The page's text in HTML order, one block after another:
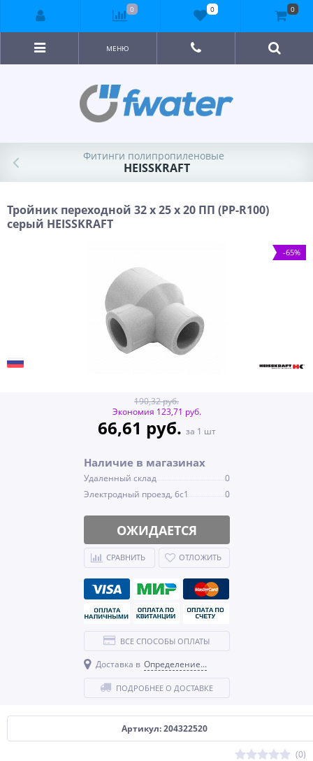
МЕНЮ
Фитинги полипропиленовые
HEISSKRAFT
Тройник переходной 32 х 25 х 20 ПП (PP-R100)
серый HEISSKRAFT
-65%
Артикул: 204322520
(0)
190,32 руб.
Экономия 123,71 руб.
66,61 руб. за 1 шт
Наличие в магазинах
Удаленный склад
0
Электродный проезд, 6с1
0
ОЖИДАЕТСЯ
СРАВНИТЬ ОТЛОЖИТЬ
ВСЕ СПОСОБЫ ОПЛАТЫ
Доставка в Определение...
ПОДРОБНЕЕ О ДОСТАВКЕ
0 0 0